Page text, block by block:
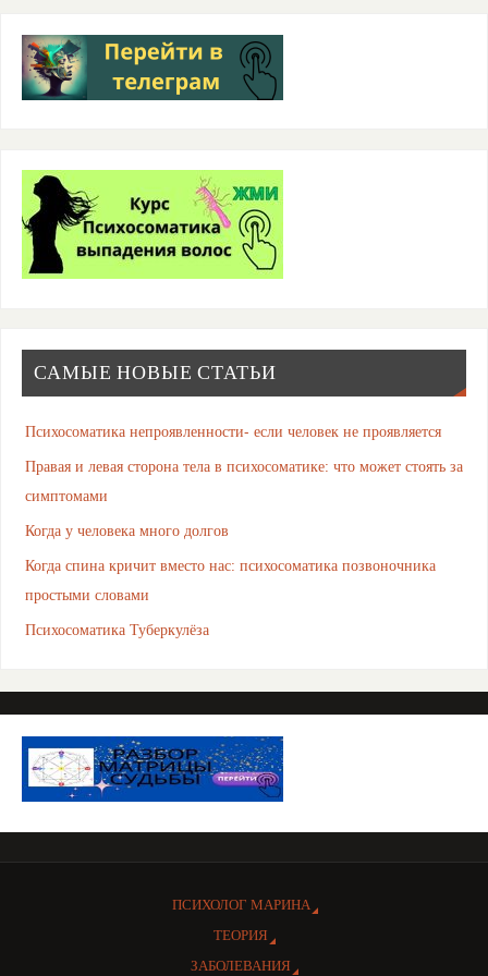
САМЫЕ НОВЫЕ СТАТЬИ
Психосоматика непроявленности- если человек не проявляется
Правая и левая сторона тела в психосоматике: что может стоять за
симптомами
Когда у человека много долгов
Когда спина кричит вместо нас: психосоматика позвоночника
простыми словами
Психосоматика Туберкулёза
ПСИХОЛОГ МАРИНА
ТЕОРИЯ
ЗАБОЛЕВАНИЯ